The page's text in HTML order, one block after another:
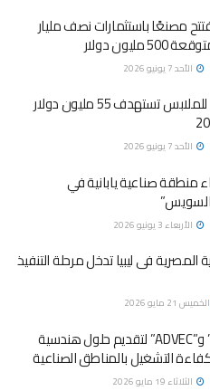
مصنعًا باستثمارات نصف مليار
دولار
الأحد 7 يونيو 2026
“شاهينلر إيجيبت” للملابس تستهدف 55 مليون دولار
الأحد 7 يونيو 2026
منطقة صناعية يابانية في
السويس”
الأربعاء 3 يونيو 2026
المصرية فى ليبيا تدخل مرحلة التنفيذ
الخميس 21 مايو 2026
شراكة بين “IDG” و”ADVEC” لتقديم حلول هندسية
التشغيل بالمناطق الصناعية
الثلاثاء 19 مايو 2026